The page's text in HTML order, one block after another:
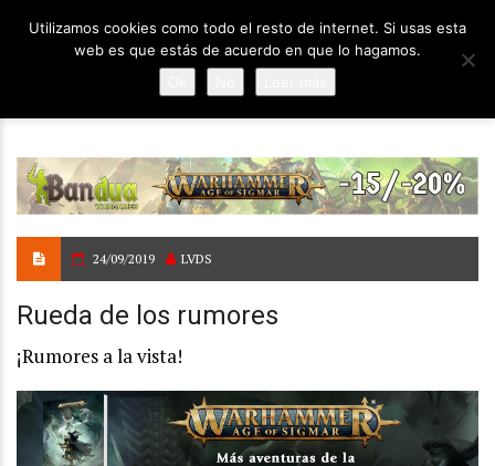
24/09/2019 LVDS
Rueda de los rumores
¡Rumores a la vista!
Utilizamos cookies como todo el resto de internet. Si usas esta
web es que estás de acuerdo en que lo hagamos.